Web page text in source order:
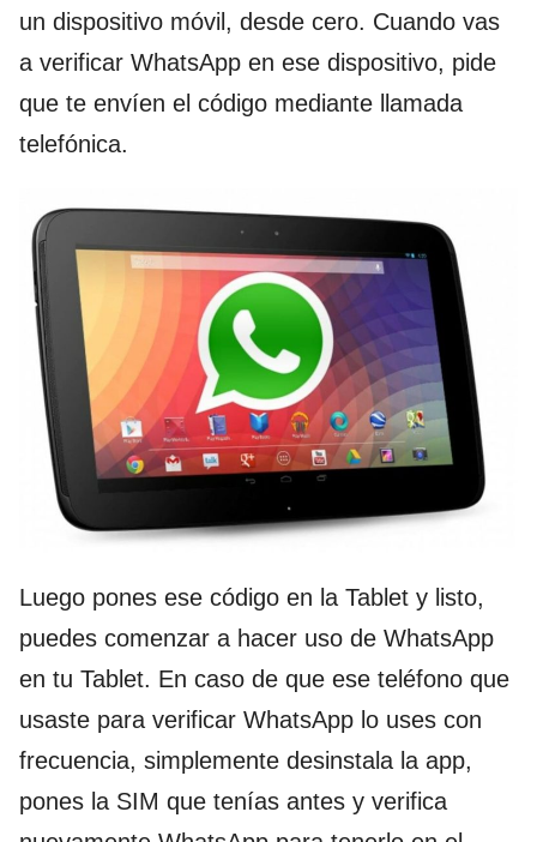
un dispositivo móvil, desde cero. Cuando vas
a verificar WhatsApp en ese dispositivo, pide
que te envíen el código mediante llamada
telefónica.
Luego pones ese código en la Tablet y listo,
puedes comenzar a hacer uso de WhatsApp
en tu Tablet. En caso de que ese teléfono que
usaste para verificar WhatsApp lo uses con
frecuencia, simplemente desinstala la app,
pones la SIM que tenías antes y verifica